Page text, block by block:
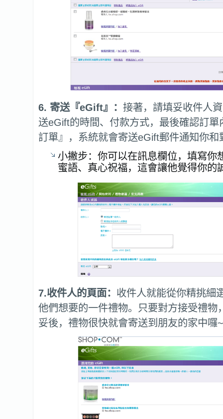
6. 寄送『eGift』： 接著，請填妥收件人
送eGift的時間、付款方式，最後確認訂單
訂單』，系統就會寄送eGift郵件通知你和
小撇步：你可以在訊息欄位，填寫你
蜜語、真心祝福，這會讓他覺得你的
7.收件人的頁面： 收件人就能從你精挑細
他們想要的一件禮物。只要對方接受禮物
妥後，禮物很快就會寄送到朋友的家中囉~